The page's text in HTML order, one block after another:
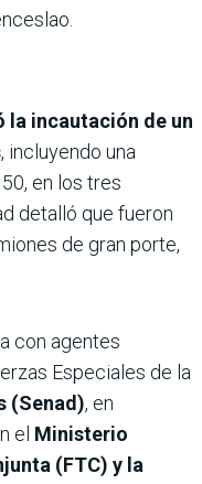
la incautación de un
, incluyendo una
en los tres
detalló que fueron
de gran porte,
con agentes
Especiales de la
(Senad), en
el Ministerio
(FTC) y la